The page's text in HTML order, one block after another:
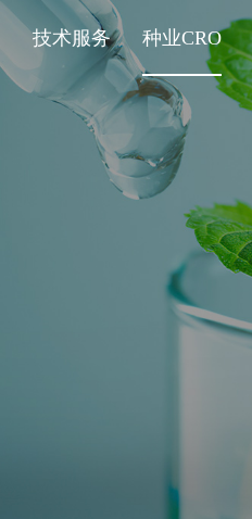
技术服务 种业CRO